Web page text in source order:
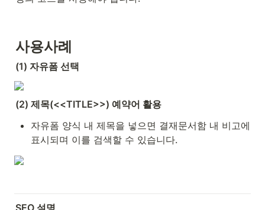
사용사례
(1) 자유폼 선택
(2) 제목(<<TITLE>>) 예약어 활용
자유폼 양식 내 제목을 넣으면 결재문서함 내 비고에
표시되며 이를 검색할 수 있습니다.
SEO 설명